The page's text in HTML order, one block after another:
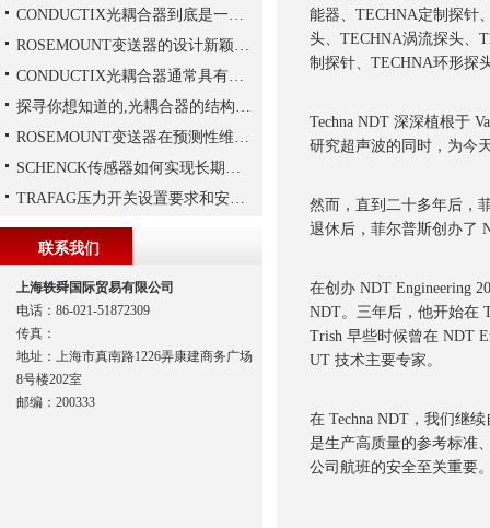
能器、TECHNA定制探针
头、TECHNA涡流探头、
制探针、TECHNA环形探
Techna NDT 深深植根于
研究超声波的同时，为今
然而，直到二十多年后，
退休后，菲尔普斯创办了
在创办 NDT Engineering
NDT。三年后，他开始在
Trish 早些时候曾在 NDT
UT 技术主要专家。
在 Techna NDT，我们继
是生产高质量的参考标准
公司航班的安全至关重要
CONDUCTIX光耦合器到底是一种怎样的装置呢
ROSEMOUNT变送器的设计新颖性且使用安全性
CONDUCTIX光耦合器通常具有多种封装形式
探寻你想知道的,光耦合器的结构组成
ROSEMOUNT变送器在预测性维护与数字化工厂中的实战应用
SCHENCK传感器如何实现长期稳定性？
TRAFAG压力开关设置要求和安装要求是什么？
联系我们
上海轶舜国际贸易有限公司
电话：86-021-51872309
传真：
地址：上海市真南路1226弄康建商务广场
8号楼202室
邮编：200333